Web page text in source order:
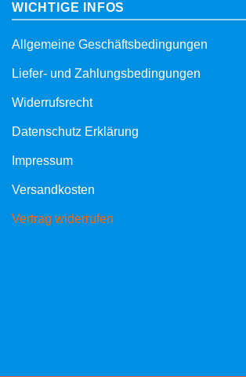
WICHTIGE INFOS
Allgemeine Geschäftsbedingungen
Liefer- und Zahlungsbedingungen
Widerrufsrecht
Datenschutz Erklärung
Impressum
Versandkosten
Vertrag widerrufen